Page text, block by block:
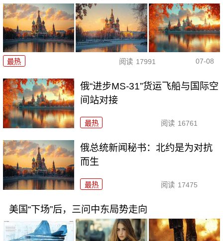
最热 阅读 17991 07-08
俄“进步MS-31”货运飞船与国际空
间站对接
最热 阅读 16761
俄总统新闻秘书：北约是为对抗
而生
最热 阅读 17475
美国“下场”后，三问中东局势走向